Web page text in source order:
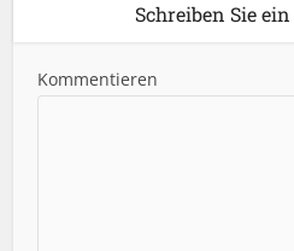
Schreiben Sie
Kommentieren